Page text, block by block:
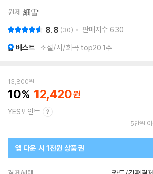
원제 細雪
8.8 30 판매지수 630
베스트 소설/시/희곡 top20 1주
13,800원
10 12,420
YES포인트
5만원
앱 다운 시 1천원 상품권